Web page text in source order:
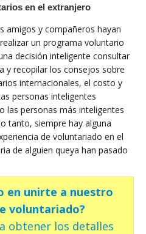
en el extranjero
amigos y compañeros hayan
un programa voluntario
decisión inteligente consultar
y recopilar los consejos sobre
internacionales, el costo y
personas inteligentes
las personas más inteligentes
tanto, siempre hay alguna
de voluntariado en el
de alguien queya han pasado
en unirte a nuestro
voluntariado?
obtener los detalles